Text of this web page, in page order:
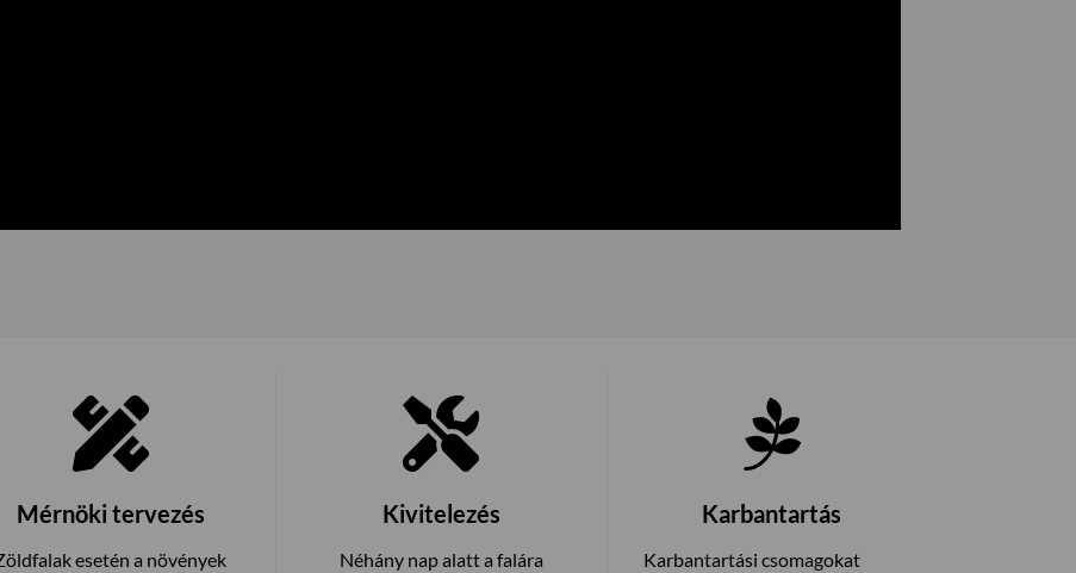
Mérnöki tervezés
esetén a növények
Kivitelezés
Néhány nap alatt a falára
Karbantartás
Karbantartási csomagokat